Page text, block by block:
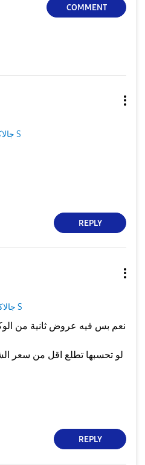
COMMENT
جالاكسى S
REPLY
جالاكسى S
لو تحسبها تطلع اقل من سعر
REPLY